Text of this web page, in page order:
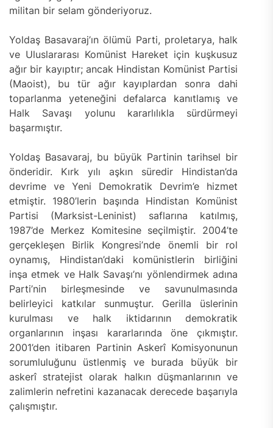
militan bir selam gönderiyoruz.
Yoldaş Basavaraj’ın ölümü Parti, proletarya, halk
ve Uluslararası Komünist Hareket için kuşkusuz
ağır bir kayıptır; ancak Hindistan Komünist Partisi
(Maoist), bu tür ağır kayıplardan sonra dahi
toparlanma yeteneğini defalarca kanıtlamış ve
Halk Savaşı yolunu kararlılıkla sürdürmeyi
başarmıştır.
Yoldaş Basavaraj, bu büyük Partinin tarihsel bir
önderidir. Kırk yılı aşkın süredir Hindistan’da
devrime ve Yeni Demokratik Devrim’e hizmet
etmiştir. 1980’lerin başında Hindistan Komünist
Partisi (Marksist-Leninist) saflarına katılmış,
1987’de Merkez Komitesine seçilmiştir. 2004’te
gerçekleşen Birlik Kongresi’nde önemli bir rol
oynamış, Hindistan’daki komünistlerin birliğini
inşa etmek ve Halk Savaşı’nı yönlendirmek adına
Parti’nin birleşmesinde ve savunulmasında
belirleyici katkılar sunmuştur. Gerilla üslerinin
kurulması ve halk iktidarının demokratik
organlarının inşası kararlarında öne çıkmıştır.
2001’den itibaren Partinin Askerî Komisyonunun
sorumluluğunu üstlenmiş ve burada büyük bir
askerî stratejist olarak halkın düşmanlarının ve
zalimlerin nefretini kazanacak derecede başarıyla
çalışmıştır.